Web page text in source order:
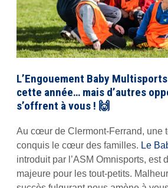
L’Engouement Baby
cette année… mais d’autres
s’offrent à vous ! 🙌
Au cœur de Clermont-Ferrand, une
conquis le cœur des familles. Le
introduit par l’ASM Omnisports, est
majeure pour les tout-petits.